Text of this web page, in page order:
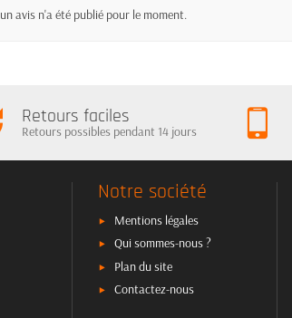
avis n'a été publié pour le moment.
Retours faciles
Retours possibles pendant 14 jours
Notre société
Mentions légales
Qui sommes-nous ?
Plan du site
Contactez-nous